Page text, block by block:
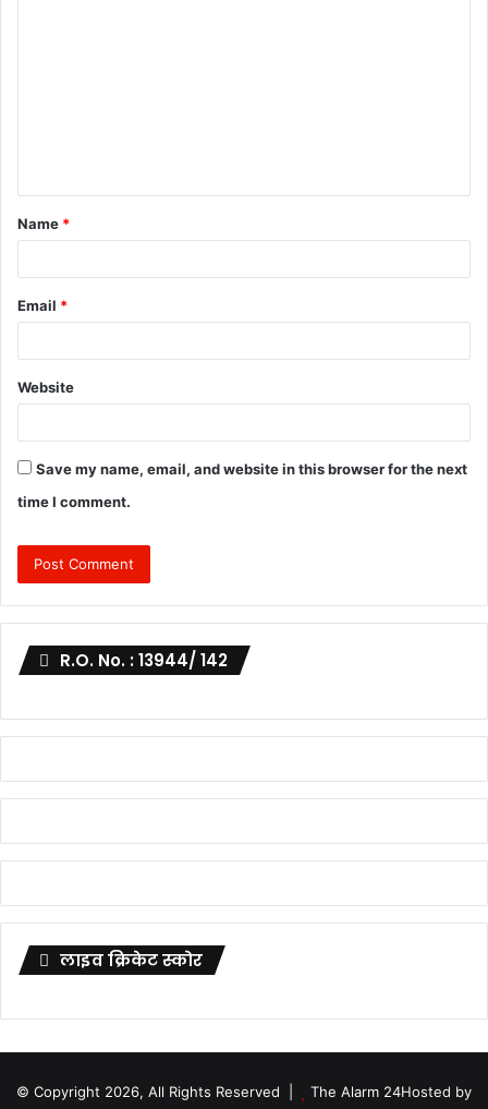
t
*
Name *
Email *
Website
Save my name, email, and website in this browser for the next
time I comment.
R.O. No. : 13944/ 142
लाइव क्रिकेट स्कोर
© Copyright 2026, All Rights Reserved | The Alarm 24Hosted by